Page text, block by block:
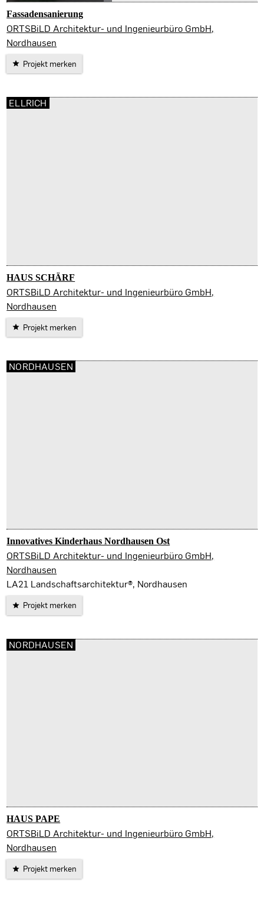
Fassadensanierung
Nordhausen
ORTSBiLD Architektur- und Ingenieurbüro GmbH,
Nordhausen
Projekt merken
HAUS SCHÄRF
Ellrich
ORTSBiLD Architektur- und Ingenieurbüro GmbH,
Nordhausen
Projekt merken
ELLRICH
Innovatives Kinderhaus Nordhausen Ost
Nordhausen
ORTSBiLD Architektur- und Ingenieurbüro GmbH,
Nordhausen
LA21 Landschaftsarchitektur®, Nordhausen
Projekt merken
NORDHAUSEN
HAUS PAPE
Nordhausen
ORTSBiLD Architektur- und Ingenieurbüro GmbH,
Nordhausen
Projekt merken
NORDHAUSEN